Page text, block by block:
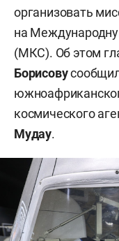
организовать
на
(МКС). Об этом
Борисову
космического
Мудау.